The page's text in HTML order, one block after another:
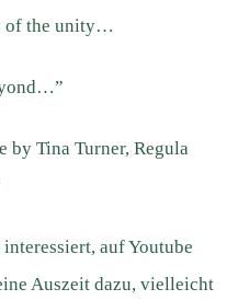
of the unity…
by Tina Turner, Regula
auf Youtube
Auszeit dazu, vielleicht